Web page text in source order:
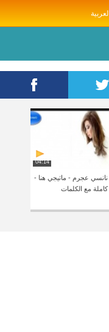
04:14
نانسي عجرم - ماتيجي هنا -
كاملة مع الكلمات